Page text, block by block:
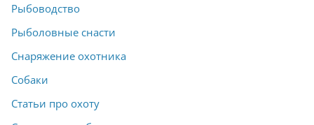
Рыбоводство
Рыболовные снасти
Снаряжение охотника
Собаки
Статьи про охоту